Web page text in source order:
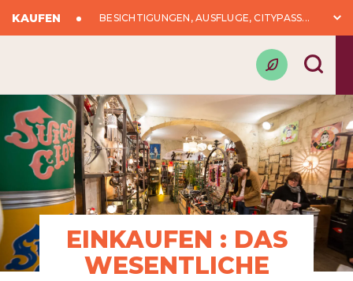
KAUFEN BESICHTIGUNGEN, AUSFLÜGE, CITYPASS...
EINKAUFEN : DAS
WESENTLICHE